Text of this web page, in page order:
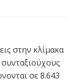
στην κλίμακα
σε 8.643